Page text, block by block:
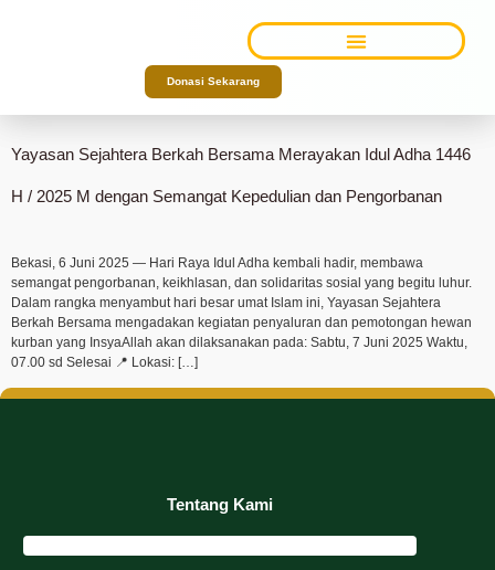
Donasi Sekarang
#Selamat#Hari#Raya#Idul#Adha#1446
H#Yayasan#Yasaber
Yayasan Sejahtera Berkah Bersama Merayakan Idul Adha 1446
H / 2025 M dengan Semangat Kepedulian dan Pengorbanan
Bekasi, 6 Juni 2025 — Hari Raya Idul Adha kembali hadir, membawa
semangat pengorbanan, keikhlasan, dan solidaritas sosial yang begitu luhur.
Dalam rangka menyambut hari besar umat Islam ini, Yayasan Sejahtera
Berkah Bersama mengadakan kegiatan penyaluran dan pemotongan hewan
kurban yang InsyaAllah akan dilaksanakan pada: Sabtu, 7 Juni 2025 Waktu,
07.00 sd Selesai 📍 Lokasi: […]
Tentang Kami